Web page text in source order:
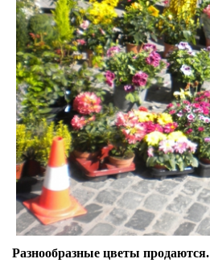
Разнообразные цветы продаются.